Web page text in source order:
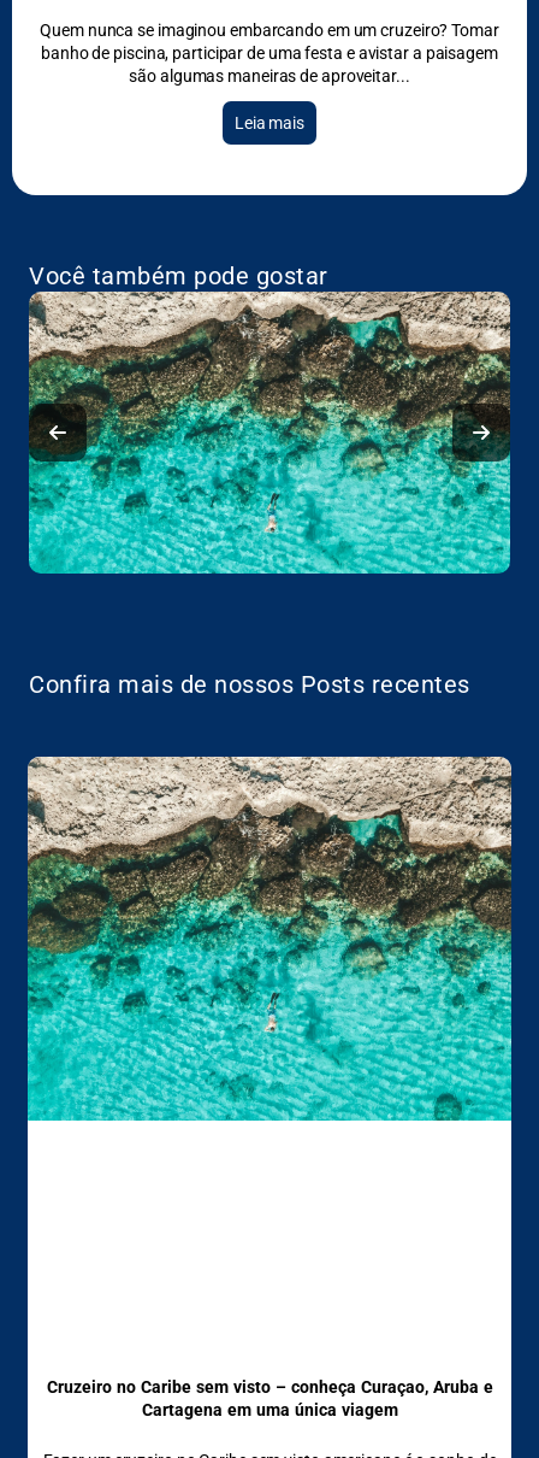
Quem nunca se imaginou embarcando em um cruzeiro? Tomar
banho de piscina, participar de uma festa e avistar a paisagem
são algumas maneiras de aproveitar
Leia mais
Você também pode gostar
Confira mais de nossos Posts recentes
Cruzeiro no Caribe sem visto – conheça Curaçao, Aruba e
Cartagena em uma única viagem